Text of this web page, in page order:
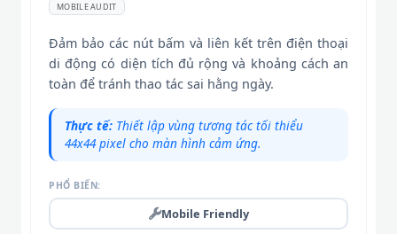
MOBILE AUDIT
Đảm bảo các nút bấm và liên kết trên điện thoại
di động có diện tích đủ rộng và khoảng cách an
toàn để tránh thao tác sai hằng ngày.
Thực tế: Thiết lập vùng tương tác tối thiểu
44x44 pixel cho màn hình cảm ứng.
PHỔ BIẾN:
Mobile Friendly